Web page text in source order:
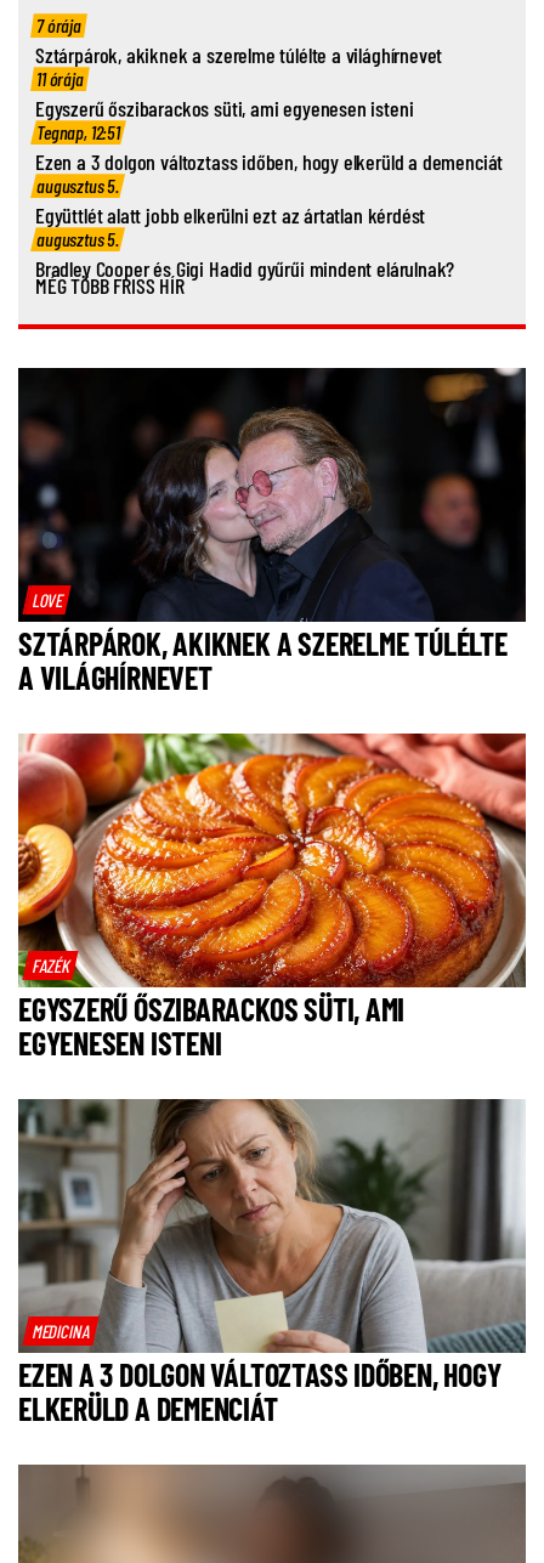
7 órája
Sztárpárok, akiknek a szerelme túlélte a világhírnevet
11 órája
Egyszerű őszibarackos süti, ami egyenesen isteni
Tegnap, 12:51
Ezen a 3 dolgon változtass időben, hogy elkerüld a demenciát
augusztus 5.
Együttlét alatt jobb elkerülni ezt az ártatlan kérdést
augusztus 5.
Bradley Cooper és Gigi Hadid gyűrűi mindent elárulnak?
MÉG TÖBB FRISS HÍR
LOVE
SZTÁRPÁROK, AKIKNEK A SZERELME TÚLÉLTE
A VILÁGHÍRNEVET
FAZÉK
EGYSZERŰ ŐSZIBARACKOS SÜTI, AMI
EGYENESEN ISTENI
MEDICINA
EZEN A 3 DOLGON VÁLTOZTASS IDŐBEN, HOGY
ELKERÜLD A DEMENCIÁT